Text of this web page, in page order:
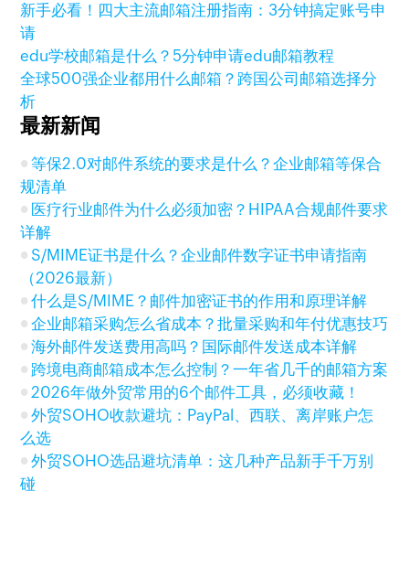
新手必看！四大主流邮箱注册指南：3分钟搞定账号申
请
edu学校邮箱是什么？5分钟申请edu邮箱教程
全球500强企业都用什么邮箱？跨国公司邮箱选择分
析
最新新闻
等保2.0对邮件系统的要求是什么？企业邮箱等保合
规清单
医疗行业邮件为什么必须加密？HIPAA合规邮件要求
详解
S/MIME证书是什么？企业邮件数字证书申请指南
（2026最新）
什么是S/MIME？邮件加密证书的作用和原理详解
企业邮箱采购怎么省成本？批量采购和年付优惠技巧
海外邮件发送费用高吗？国际邮件发送成本详解
跨境电商邮箱成本怎么控制？一年省几千的邮箱方案
2026年做外贸常用的6个邮件工具，必须收藏！
外贸SOHO收款避坑：PayPal、西联、离岸账户怎
么选
外贸SOHO选品避坑清单：这几种产品新手千万别
碰